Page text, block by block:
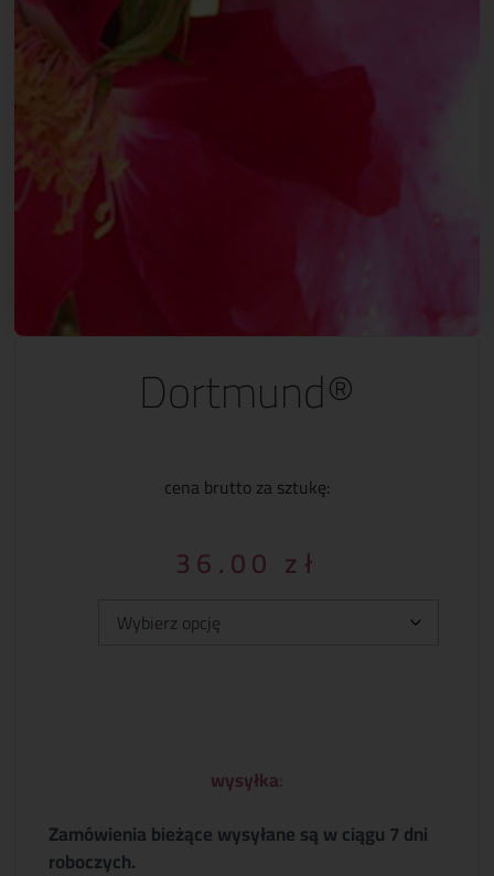
Dortmund®
cena brutto za sztukę:
36.00 zł
wysyłka:
Zamówienia bieżące wysyłane są w ciągu 7 dni
roboczych.